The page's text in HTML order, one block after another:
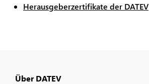
Herausgeberzertifikate der DATEV
Über DATEV